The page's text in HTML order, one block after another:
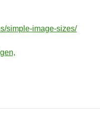
simple-image-sizes/